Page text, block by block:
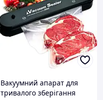
Вакуумний апарат для
тривалого зберігання